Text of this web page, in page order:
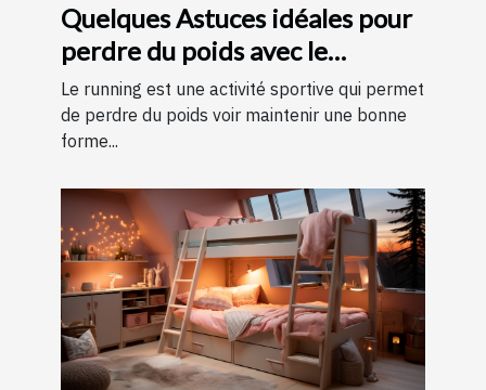
Quelques Astuces idéales pour
perdre du poids avec le
running ?
Le running est une activité sportive qui permet
de perdre du poids voir maintenir une bonne
forme...